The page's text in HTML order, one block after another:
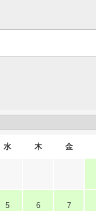
水 木 金
5 6 7